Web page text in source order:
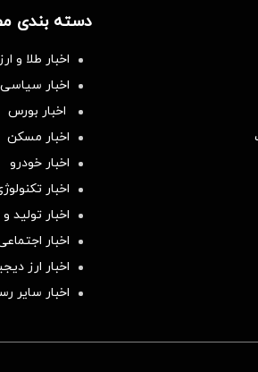
دسته بندی
اخبار طلا و ارز
اخبار سیاسی
اخبار بورس
اخبار مسکن
اخبار خودرو
اخبار
اخبار تولید
اخبار
اخبار ارز
اخبار سایر